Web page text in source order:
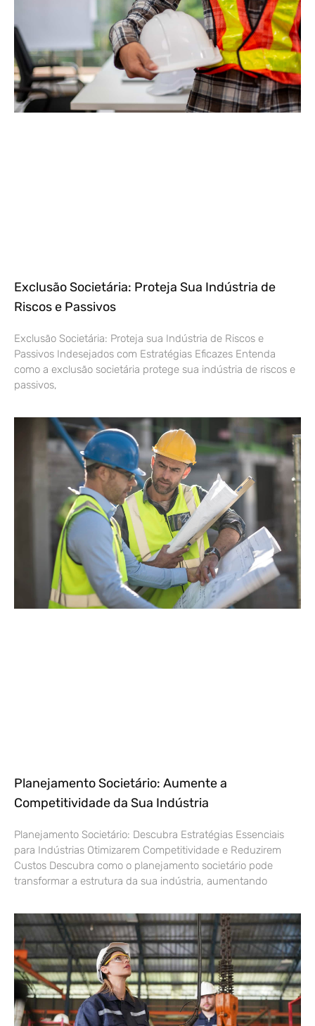
Exclusão Societária: Proteja Sua Indústria de
Riscos e Passivos
Exclusão Societária: Proteja sua Indústria de Riscos e
Passivos Indesejados com Estratégias Eficazes Entenda
como a exclusão societária protege sua indústria de riscos e
passivos,
Planejamento Societário: Aumente a
Competitividade da Sua Indústria
Planejamento Societário: Descubra Estratégias Essenciais
para Indústrias Otimizarem Competitividade e Reduzirem
Custos Descubra como o planejamento societário pode
transformar a estrutura da sua indústria, aumentando